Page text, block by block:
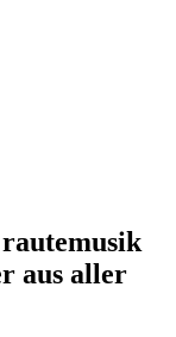
aus aller